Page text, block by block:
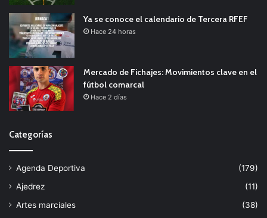
Ya se conoce el calendario de Tercera RFEF
Hace 24 horas
Mercado de Fichajes: Movimientos clave en el
fútbol comarcal
Hace 2 días
Categorías
Agenda Deportiva
(179)
Ajedrez
(11)
Artes marciales
(38)